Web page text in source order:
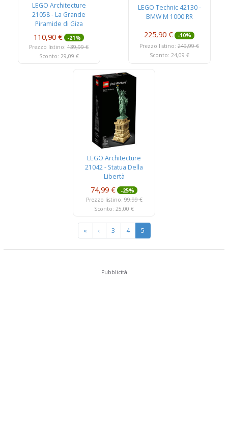
LEGO Architecture
21058 - La Grande
Piramide di Giza
110,90 €
-21%
Prezzo listino: 139,99 €
Sconto: 29,09 €
LEGO Technic 42130 -
BMW M 1000 RR
225,90 €
-10%
Prezzo listino: 249,99 €
Sconto: 24,09 €
LEGO Architecture
21042 - Statua Della
Libertà
74,99 €
-25%
Prezzo listino: 99,99 €
Sconto: 25,00 €
« ‹ 3 4 5
Pubblicità